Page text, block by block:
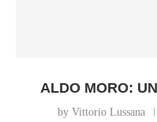
ALDO MORO:
by Vittorio Lussana